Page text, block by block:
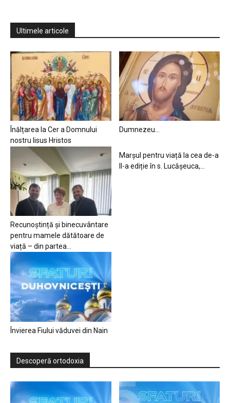
Ultimele articole
Înălțarea la Cer a Domnului
nostru Iisus Hristos
Dumnezeu…
Recunoștință și binecuvântare
pentru mamele dătătoare de
viață – din partea...
Marșul pentru viață la cea de-a
II-a ediție în s. Lucășeuca,...
Învierea Fiului văduvei din Nain
Descoperă ortodoxia